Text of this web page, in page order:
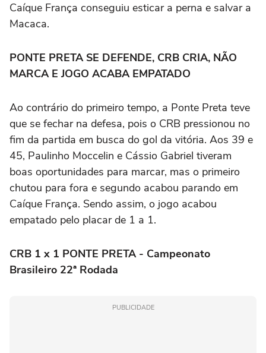
Caíque França conseguiu esticar a perna e salvar a
Macaca.
PONTE PRETA SE DEFENDE, CRB CRIA, NÃO
MARCA E JOGO ACABA EMPATADO
Ao contrário do primeiro tempo, a Ponte Preta teve
que se fechar na defesa, pois o CRB pressionou no
fim da partida em busca do gol da vitória. Aos 39 e
45, Paulinho Moccelin e Cássio Gabriel tiveram
boas oportunidades para marcar, mas o primeiro
chutou para fora e segundo acabou parando em
Caíque França. Sendo assim, o jogo acabou
empatado pelo placar de 1 a 1.
CRB 1 x 1 PONTE PRETA - Campeonato
Brasileiro 22ª Rodada
PUBLICIDADE